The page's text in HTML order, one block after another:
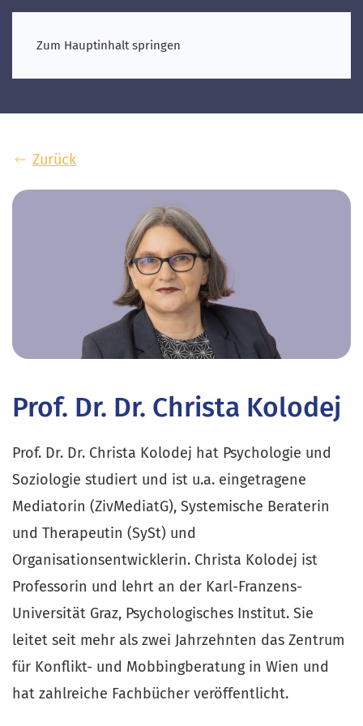
Zum Hauptinhalt springen
Zurück
Prof. Dr. Dr. Christa Kolodej
Prof. Dr. Dr. Christa Kolodej hat Psychologie und
Soziologie studiert und ist u.a. eingetragene
Mediatorin (ZivMediatG), Systemische Beraterin
und Therapeutin (SySt) und
Organisationsentwicklerin. Christa Kolodej ist
Professorin und lehrt an der Karl-Franzens-
Universität Graz, Psychologisches Institut. Sie
leitet seit mehr als zwei Jahrzehnten das Zentrum
für Konflikt- und Mobbingberatung in Wien und
hat zahlreiche Fachbücher veröffentlicht.